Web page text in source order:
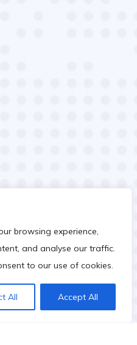
browsing experience,
and analyse our traffic.
to our use of cookies.
All Accept All